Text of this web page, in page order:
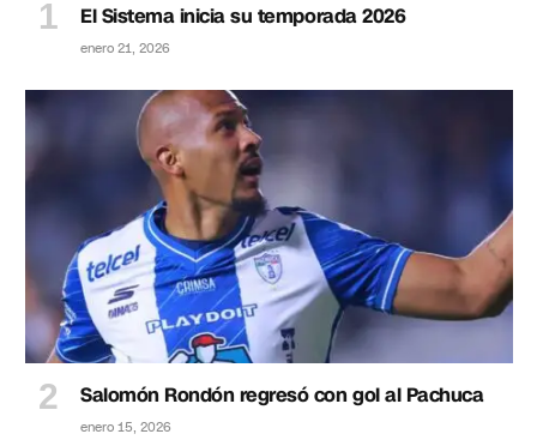
El Sistema inicia su temporada 2026
enero 21, 2026
Salomón Rondón regresó con gol al Pachuca
enero 15, 2026